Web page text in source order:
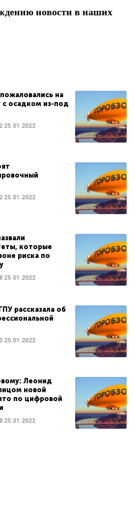
новости в наших
на
осадком из-под
25.01.2022
25.01.2022
которые
риска по
25.01.2022
рассказала об
25.01.2022
Леонид
новой
по цифровой
25.01.2022